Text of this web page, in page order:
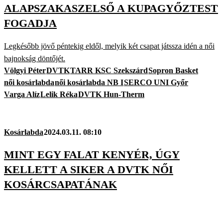
ALAPSZAKASZELSŐ A KUPAGYŐZTEST
FOGADJA
Legkésőbb jövő péntekig eldől, melyik két csapat játssza idén a női
bajnokság döntőjét.
Völgyi PéterDVTKTARR KSC SzekszárdSopron Basket
női kosárlabdanői kosárlabda NB ISERCO UNI Győr
Varga AlízLelik RékaDVTK Hun-Therm
Kosárlabda2024.03.11. 08:10
MINT EGY FALAT KENYÉR, ÚGY
KELLETT A SIKER A DVTK NŐI
KOSÁRCSAPATÁNAK